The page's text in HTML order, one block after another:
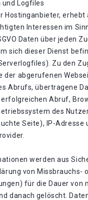
Logfiles
Hostinganbieter, erhebt
Interessen im
Daten über jeden
sich dieser Dienst
Zu den
der abgerufenen
Abrufs, übertragene
erfolgreichen Abruf,
des
Seite), IP-Adresse
werden aus
von Missbrauchs-
für die Dauer von
danach gelöscht.